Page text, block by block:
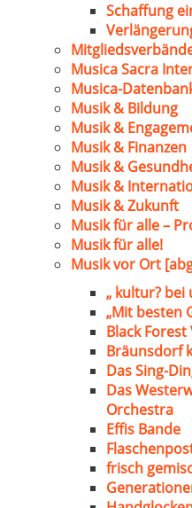
Schaffung
Musica Sacra
Musica-
Musik & Bildung
Musik &
Musik & Finanzen
Musik &
Musik &
Musik & Zukunft
Musik für alle –
Musik für alle!
Musik vor Ort
„ kultur? bei
„Mit besten
Black Forest
Bräunsdorf
Das Sing-
Das
Orchestra
Effis Bande
frisch